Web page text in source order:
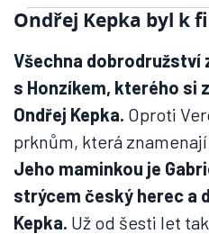
Ondřej Kepka byl k
Všechna dobrodružství
s Honzíkem, kterého si
Ondřej Kepka. Oproti
prknům, která
Jeho maminkou je
strýcem český herec a
Kepka. Už od šesti let